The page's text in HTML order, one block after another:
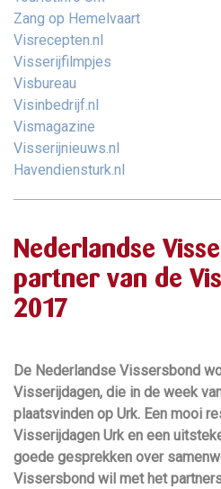
Zang op Hemelvaart
Visrecepten.nl
Visserijfilmpjes
Visbureau
Visinbedrijf.nl
Vismagazine
Visserijnieuws.nl
Havendiensturk.nl
Nederlandse
partner van de
2017
De Nederlandse Vissersbond
Visserijdagen, die in de week
plaatsvinden op Urk. Een mooi
Visserijdagen Urk en een
goede gesprekken over
Vissersbond wil met het